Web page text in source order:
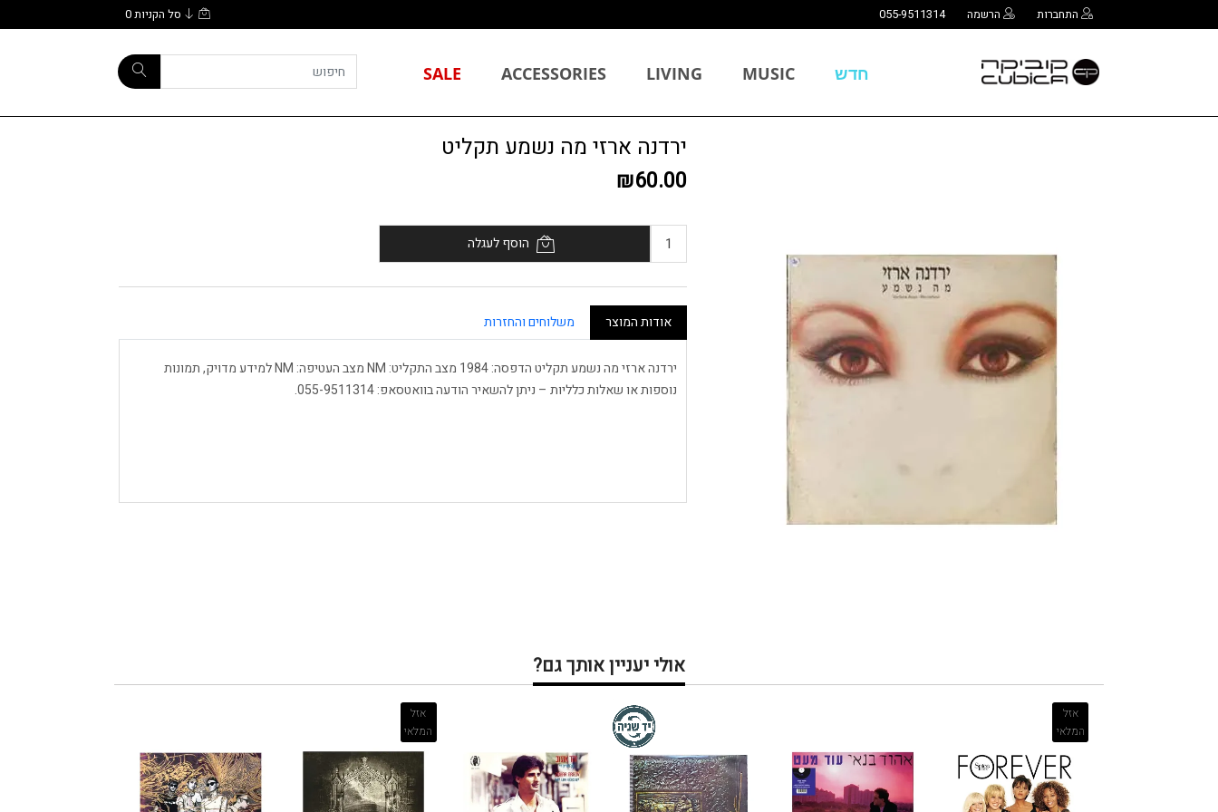
התחברות הרשמה 055-9511314 סל הקניות0
חדש MUSIC
LIVING
ACCESSORIES
SALE
ירדנה ארזי מה נשמע תקליט
₪60.00
הוסף לעגלה
אודות המוצר משלוחים והחזרות
ירדנה ארזי מה נשמע תקליט הדפסה: 1984 מצב התקליט: NM מצב העטיפה: NM למידע מדויק, תמונות
נוספות או שאלות כלליות – ניתן להשאיר הודעה בוואטסאפ: 055-9511314.
אולי יעניין אותך גם?
אזל
המלאי
אזל
המלאי